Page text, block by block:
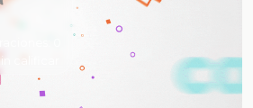
calificar